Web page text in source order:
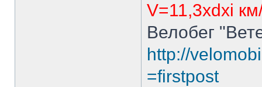
V=11,3xdxi
Велобег
http://
=firstpost